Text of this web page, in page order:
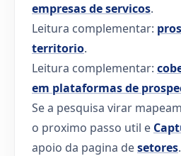
empresas de servicos.
Leitura complementar:
territorio.
Leitura complementar:
em plataformas de
Se a pesquisa virar
o proximo passo util e
apoio da pagina desetores.